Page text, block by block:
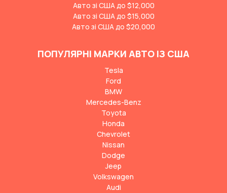
Авто зі США до $12,000
Авто зі США до $15,000
Авто зі США до $20,000
ПОПУЛЯРНІ МАРКИ АВТО ІЗ США
Tesla
Ford
BMW
Mercedes-Benz
Toyota
Honda
Chevrolet
Nissan
Dodge
Jeep
Volkswagen
Audi